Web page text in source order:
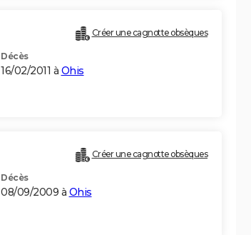
Créer une cagnotte obsèques
Décès
16/02/2011 à Ohis
Créer une cagnotte obsèques
Décès
08/09/2009 à Ohis